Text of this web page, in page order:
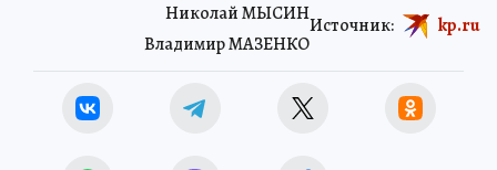
Николай МЫСИН
Владимир МАЗЕНКО
Источник: kp.ru